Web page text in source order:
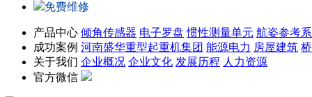
免费维修
产品中心 倾角传感器 电子罗盘 惯性测量单元 航姿参考
成功案例 河南盛华重型起重机集团 能源电力 房屋建筑
关于我们 企业概况 企业文化 发展历程 人力资源
官方微信